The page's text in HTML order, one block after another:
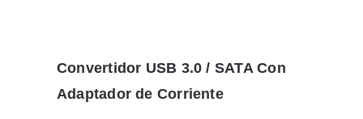
Convertidor USB 3.0 / SATA Con
Adaptador de Corriente